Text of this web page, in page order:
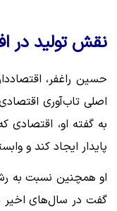
نقش تولید در
حسین راغفر،
اصلی تاب‌آوری
به گفته او، اقتصادی
پایدار ایجاد کند و
او همچنین نسبت به
گفت در سال‌های اخیر